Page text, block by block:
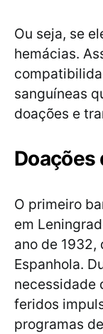
Ou seja, se
hemácias.
sanguíneas
doações e
Doações
O primeiro
em
ano de 1932,
Espanhola.
necessidade
feridos
programas